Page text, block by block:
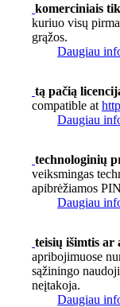
komerciniais
kuriuo visų
grąžos.
Daugiau
tą pačią
compatible at
Daugiau
technologinių
veiksmingas
apibrėžiamos
Daugiau
teisių išimtis ar
apribojimuose
sąžiningo
neįtakoja.
Daugiau